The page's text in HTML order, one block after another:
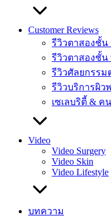
Customer Reviews
รีวิวตาสองชั้
รีวิวตาสองชั้
รีวิวศัลยกรรม
รีวิวบริการผิว
เซเลบริตี้ & ค
Video
Video Surgery
Video Skin
Video Lifestyle
บทความ